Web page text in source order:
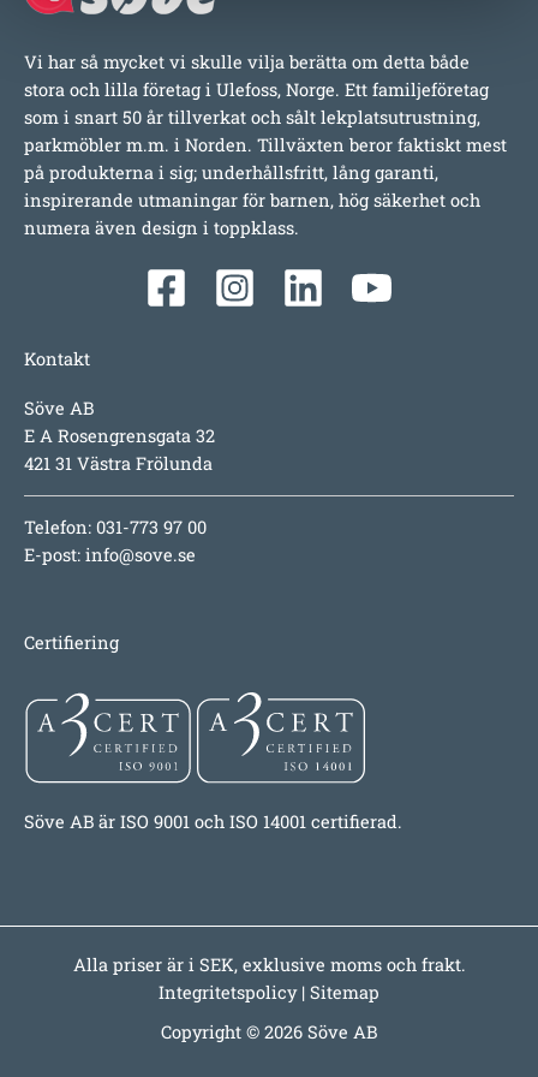
Vi har så mycket vi skulle vilja berätta om detta både
stora och lilla företag i Ulefoss, Norge. Ett familjeföretag
som i snart 50 år tillverkat och sålt lekplatsutrustning,
parkmöbler m.m. i Norden. Tillväxten beror faktiskt mest
på produkterna i sig; underhållsfritt, lång garanti,
inspirerande utmaningar för barnen, hög säkerhet och
numera även design i toppklass.
Kontakt
Söve AB
E A Rosengrensgata 32
421 31 Västra Frölunda
Telefon: 031-773 97 00
E-post: info@sove.se
Certifiering
Söve AB är ISO 9001 och ISO 14001 certifierad.
Alla priser är i SEK, exklusive moms och frakt.
Integritetspolicy| Sitemap
Copyright © 2026 Söve AB